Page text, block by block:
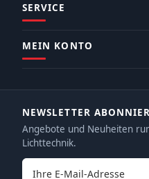
SERVICE
MEIN KONTO
NEWSLETTER
Angebote und Neuheiten
Lichttechnik.
E-Mail-Adresse